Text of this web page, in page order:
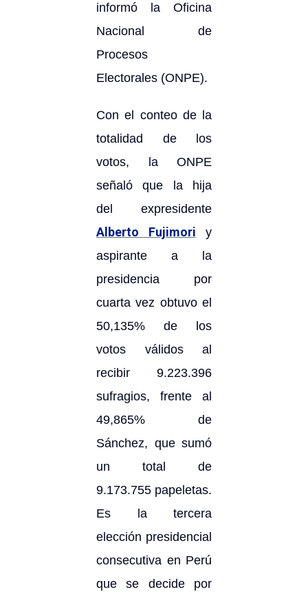
informó la Oficina
Nacional de
Procesos
Electorales (ONPE).
Con el conteo de la
totalidad de los
votos, la ONPE
señaló que la hija
del expresidente
Alberto Fujimori y
aspirante a la
presidencia por
cuarta vez obtuvo el
50,135% de los
votos válidos al
recibir 9.223.396
sufragios, frente al
49,865% de
Sánchez, que sumó
un total de
9.173.755 papeletas.
Es la tercera
elección presidencial
consecutiva en Perú
que se decide por